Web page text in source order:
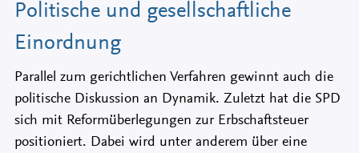
Politische und gesellschaftliche
Einordnung
Parallel zum gerichtlichen Verfahren gewinnt auch die
politische Diskussion an Dynamik. Zuletzt hat die SPD
sich mit Reformüberlegungen zur Erbschaftsteuer
positioniert. Dabei wird unter anderem über eine